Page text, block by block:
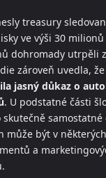
treasury
ve výši 30
dohromady utrpěli
zároveň uvedla,
jasný důkaz o
. U podstatné části
může být v
a